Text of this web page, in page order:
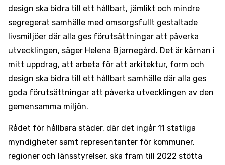
design ska bidra till ett hållbart, jämlikt och mindre
segregerat samhälle med omsorgsfullt gestaltade
livsmiljöer där alla ges förutsättningar att påverka
utvecklingen, säger Helena Bjarnegård. Det är kärnan i
mitt uppdrag, att arbeta för att arkitektur, form och
design ska bidra till ett hållbart samhälle där alla ges
goda förutsättningar att påverka utvecklingen av den
gemensamma miljön.
Rådet för hållbara städer, där det ingår 11 statliga
myndigheter samt representanter för kommuner,
regioner och länsstyrelser, ska fram till 2022 stötta